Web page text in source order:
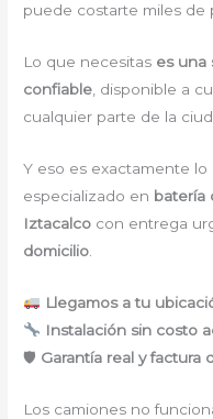
puede costarte miles de
Lo que necesitas es una
confiable, disponible a
cualquier parte de la
Y eso es exactamente
especializado en batería
Iztacalco con entrega
domicilio
Llegamos a tu
Instalación sin costo
🛡 Garantía real y factura
Los camiones no